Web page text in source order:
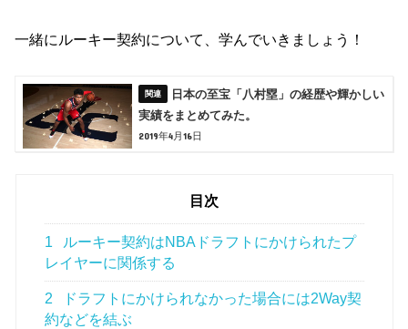
一緒にルーキー契約について、学んでいきましょう！
日本の至宝「八村塁」の経歴や輝かしい
実績をまとめてみた。
2019年4月16日
目次
1
ルーキー契約はNBAドラフトにかけられたプ
レイヤーに関係する
2
ドラフトにかけられなかった場合には2Way契
約などを結ぶ